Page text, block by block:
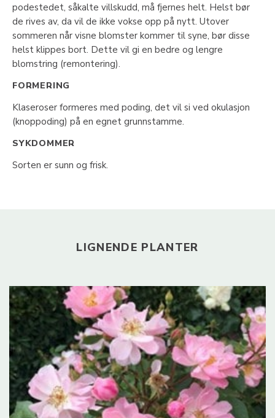
podestedet, såkalte villskudd, må fjernes helt. Helst bør
de rives av, da vil de ikke vokse opp på nytt. Utover
sommeren når visne blomster kommer til syne, bør disse
helst klippes bort. Dette vil gi en bedre og lengre
blomstring (remontering).
FORMERING
Klaseroser formeres med poding, det vil si ved okulasjon
(knoppoding) på en egnet grunnstamme.
SYKDOMMER
Sorten er sunn og frisk.
LIGNENDE PLANTER